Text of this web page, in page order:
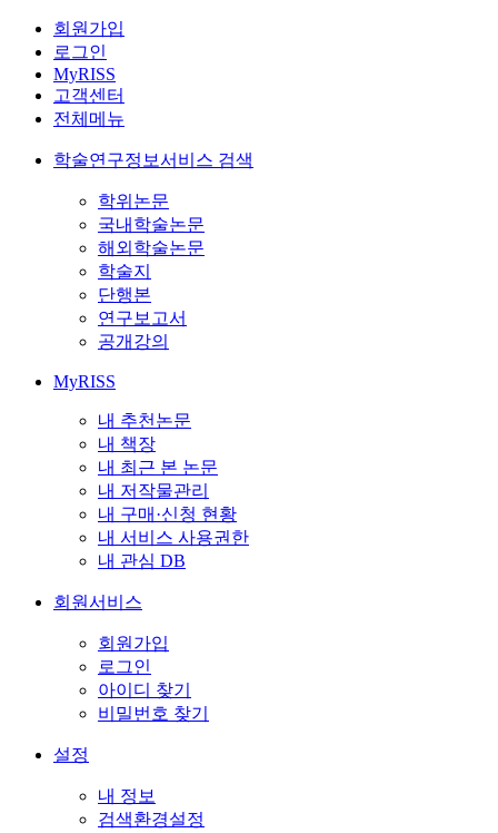
회원가입
로그인
MyRISS
고객센터
전체메뉴
학술연구정보서비스 검색
학위논문
국내학술논문
해외학술논문
학술지
단행본
연구보고서
공개강의
MyRISS
내 추천논문
내 책장
내 최근 본 논문
내 저작물관리
내 구매·신청 현황
내 서비스 사용권한
내 관심 DB
회원서비스
회원가입
로그인
아이디 찾기
비밀번호 찾기
설정
내 정보
검색환경설정